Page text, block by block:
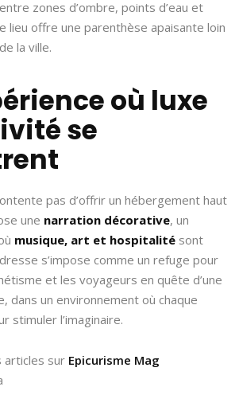
zones d’ombre, points d’eau et
lieu offre une parenthèse apaisante loin
la ville.
où luxe
se
pas d’offrir un hébergement haut
une narration décorative, un
musique, art et hospitalité sont
s’impose comme un refuge pour
et les voyageurs en quête d’une
dans un environnement où chaque
stimuler l’imaginaire.
articles sur Epicurisme Mag